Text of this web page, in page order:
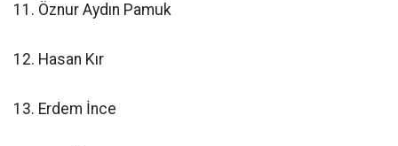
11. Öznur Aydın Pamuk
12. Hasan Kır
13. Erdem İnce